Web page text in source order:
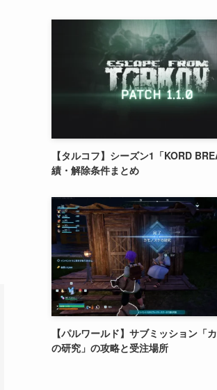
【タルコフ】シーズン1「KORD
績・解除条件まとめ
【パルワールド】サブミッション「
の研究」の攻略と受注場所